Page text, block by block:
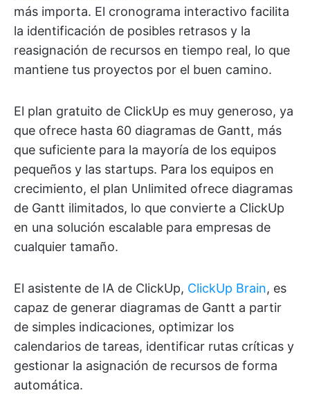
más importa. El cronograma interactivo facilita
la identificación de posibles retrasos y la
reasignación de recursos en tiempo real, lo que
mantiene tus proyectos por el buen camino.
El plan gratuito de ClickUp es muy generoso, ya
que ofrece hasta 60 diagramas de Gantt, más
que suficiente para la mayoría de los equipos
pequeños y las startups. Para los equipos en
crecimiento, el plan Unlimited ofrece diagramas
de Gantt ilimitados, lo que convierte a ClickUp
en una solución escalable para empresas de
cualquier tamaño.
El asistente de IA de ClickUp, ClickUp Brain, es
capaz de generar diagramas de Gantt a partir
de simples indicaciones, optimizar los
calendarios de tareas, identificar rutas críticas y
gestionar la asignación de recursos de forma
automática.